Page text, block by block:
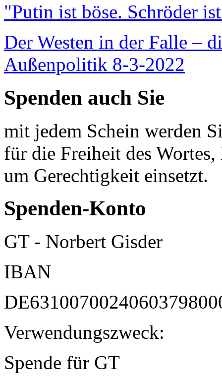
"Putin ist böse. Schröder
Der Westen in der Falle –
Außenpolitik 8-3-2022
Spenden auch Sie
mit jedem Schein werden
für die Freiheit des
um Gerechtigkeit einsetzt.
Spenden-Konto
GT - Norbert Gisder
IBAN
Verwendungszweck:
Spende für GT